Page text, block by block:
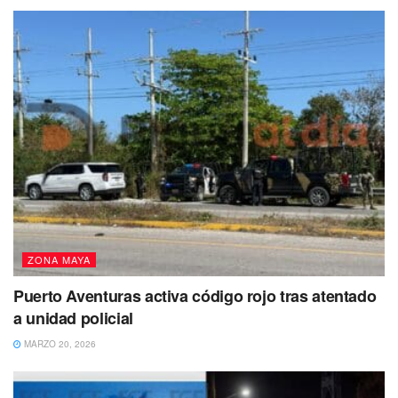
ZONA MAYA
Puerto Aventuras activa código rojo tras atentado
a unidad policial
MARZO 20, 2026